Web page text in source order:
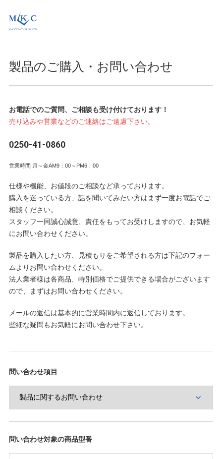
製品のご購入・お問い合わせ
お電話でのご質問、ご相談も受け付けております！
売り込みや営業などのご連絡はご遠慮下さい。
0250-41-0860
営業時間 月～金AM9：00～PM6：00
仕様や機能、お値段のご相談など承っております。
購入を迷っている方、話を聞いてみたい方はまず一度お電話でご
相談ください。
スタッフ一同誠心誠意、責任をもってお受けしますので、お気軽
にお問い合わせください。
製品を購入したい方、見積もりをご希望される方は下記のフォー
ムよりお問い合わせください。
法人業者様は各商品、特別価格でご提供できる場合がございます
ので、まずはお問い合わせください。
メールの返信は基本的に営業時間内に返信しております。
些細な疑問もお気軽にお問い合わせ下さい。
問い合わせ項目
問い合わせ対象の商品型番